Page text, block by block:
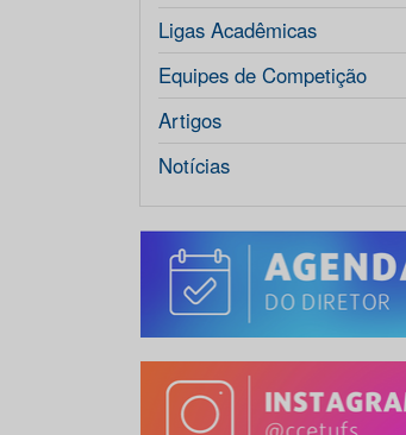
Ligas Acadêmicas
Equipes de Competição
Artigos
Notícias